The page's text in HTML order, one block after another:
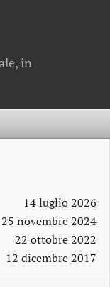
in
14 luglio 2026
25 novembre 2024
22 ottobre 2022
12 dicembre 2017